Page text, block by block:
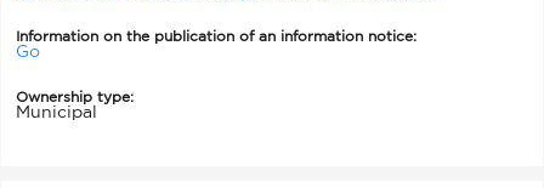
Information on the publication of an information notice:
Go
Ownership type:
Municipal